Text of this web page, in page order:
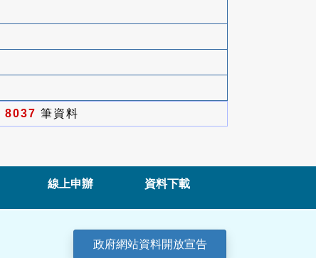
8037 筆資料
線上申辦 資料下載
政府網站資料開放宣告